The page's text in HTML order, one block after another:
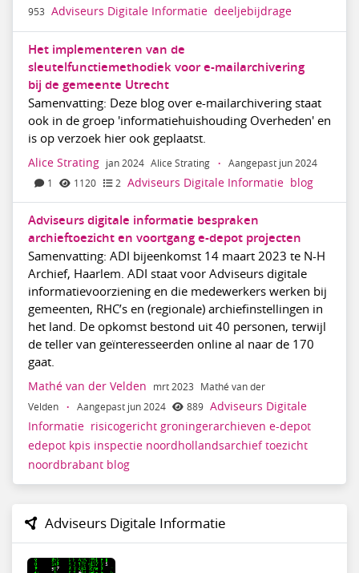
953 Adviseurs Digitale Informatie deeljebijdrage
Het implementeren van de
sleutelfunctiemethodiek voor e-mailarchivering
bij de gemeente Utrecht
Samenvatting: Deze blog over e-mailarchivering staat
ook in de groep 'informatiehuishouding Overheden' en
is op verzoek hier ook geplaatst.
Alice Strating jan 2024 Alice Strating ·
Aangepast jun 2024
1
1120 2 Adviseurs Digitale Informatie blog
Adviseurs digitale informatie bespraken
archieftoezicht en voortgang e-depot projecten
Samenvatting: ADI bijeenkomst 14 maart 2023 te N-H
Archief, Haarlem. ADI staat voor Adviseurs digitale
informatievoorziening en die medewerkers werken bij
gemeenten, RHC’s en (regionale) archiefinstellingen in
het land. De opkomst bestond uit 40 personen, terwijl
de teller van geïnteresseerden online al naar de 170
gaat.
Mathé van der Velden mrt 2023 Mathé van der
Velden
· Aangepast jun 2024 889 Adviseurs Digitale
Informatie risicogericht groningerarchieven e-depot
edepot kpis inspectie noordhollandsarchief toezicht
noordbrabant blog
Adviseurs Digitale Informatie